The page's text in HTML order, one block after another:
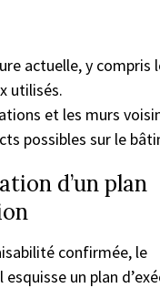
actuelle, y compris
utilisés.
et les murs
possibles sur le
d’un plan
confirmée, le
un plan